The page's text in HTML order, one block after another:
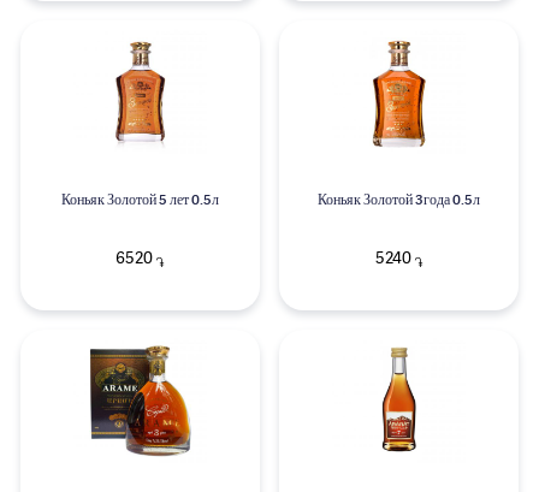
Коньяк Золотой 5 лет 0.5л
6520 ֏
Коньяк Золотой 3года 0.5л
5240 ֏